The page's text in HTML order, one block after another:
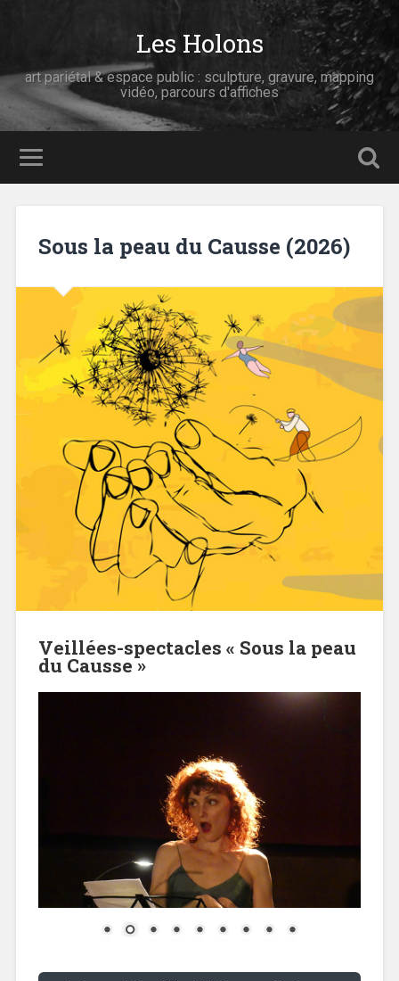
Les Holons
art pariétal & espace public : sculpture, gravure, mapping
vidéo, parcours d'affiches
Sous la peau du Causse (2026)
Veillées-spectacles « Sous la peau
du Causse »